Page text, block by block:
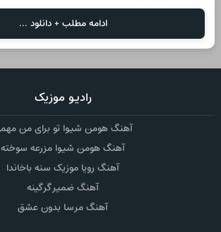
ادامه مطلب + دانلود ...
رادیو موزیک
آهنگ هومن شیوا تو برای من
آهنگ هومن شیوا مزرعه سوخته
آهنگ رویا موزیک سنه باخاندا
آهنگ ضمیر گرگینه
آهنگ مرسا بدون عشق